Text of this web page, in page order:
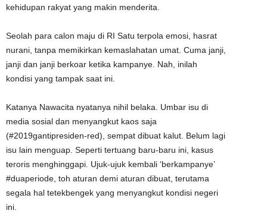
kehidupan rakyat yang makin menderita.
Seolah para calon maju di RI Satu terpola emosi, hasrat
nurani, tanpa memikirkan kemaslahatan umat. Cuma janji,
janji dan janji berkoar ketika kampanye. Nah, inilah
kondisi yang tampak saat ini.
Katanya Nawacita nyatanya nihil belaka. Umbar isu di
media sosial dan menyangkut kaos saja
(#2019gantipresiden-red), sempat dibuat kalut. Belum lagi
isu lain menguap. Seperti tertuang baru-baru ini, kasus
teroris menghinggapi. Ujuk-ujuk kembali ‘berkampanye’
#duaperiode, toh aturan demi aturan dibuat, terutama
segala hal tetekbengek yang menyangkut kondisi negeri
ini.